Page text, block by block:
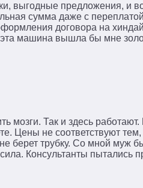
выгодные предложения, и
сумма даже с
договора на
машина вышла бы мне
мозги. Так и здесь
Цены не соответствуют
берет трубку. Со мной муж
Консультанты пытались